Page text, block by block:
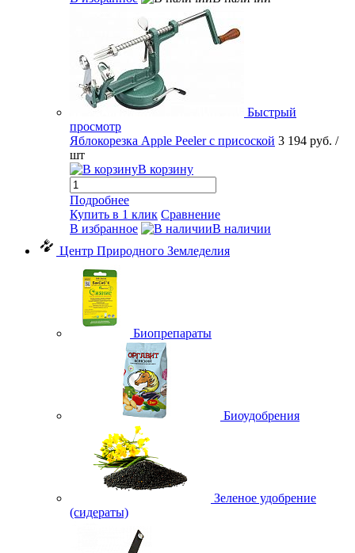
Быстрый
просмотр
Яблокорезка Apple Peeler с присоской 3 194 руб. /
шт
В корзину
Подробнее
Купить в 1 клик Сравнение
В избранное
В наличии
Центр Природного Земледелия
Биопрепараты
Биоудобрения
Зеленое удобрение
(сидераты)